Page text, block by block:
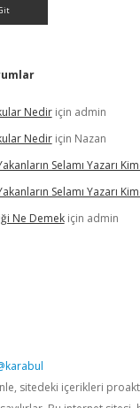
Nediriçin admin
Nediriçin Nazan
Selamı Yazarı
Selamı Yazarı
Ne Demekiçin admin
sitedeki içerikleri